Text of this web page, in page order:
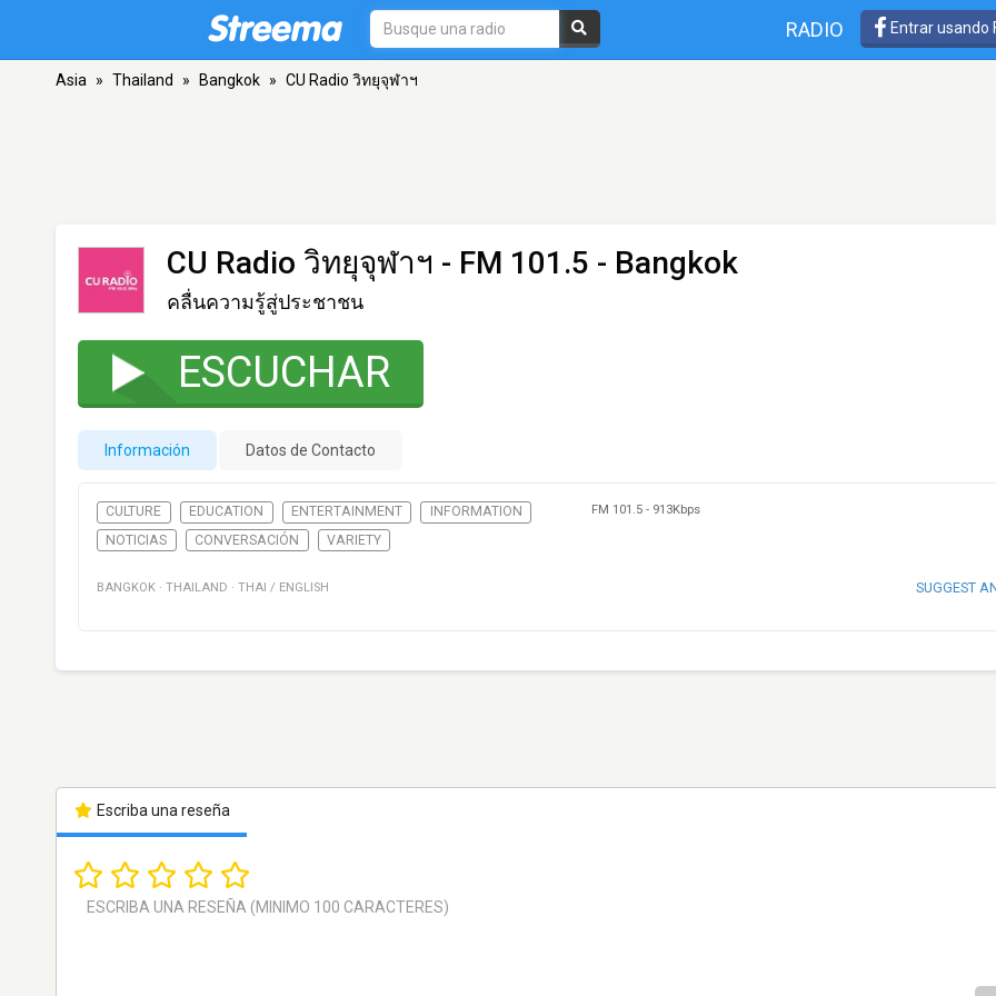
RADIO Entrar usando
Asia » Thailand » Bangkok » CU Radio วิทยุจุฬาฯ
CU Radio วิทยุจุฬาฯ - FM 101.5 - Bangkok
คลื่นความรู้สู่ประชาชน
ESCUCHAR
Información Datos de Contacto
CULTURE EDUCATION ENTERTAINMENT
INFORMATION
NOTICIAS
CONVERSACIÓN VARIETY
FM 101.5 - 913Kbps
BANGKOK · THAILAND · THAI / ENGLISH SUGGEST
Escriba una reseña